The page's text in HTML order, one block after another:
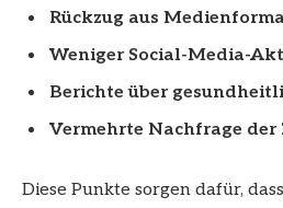
Rückzug aus
Weniger Social-Media-
Berichte über
Vermehrte Nachfrage der
Diese Punkte sorgen dafür,